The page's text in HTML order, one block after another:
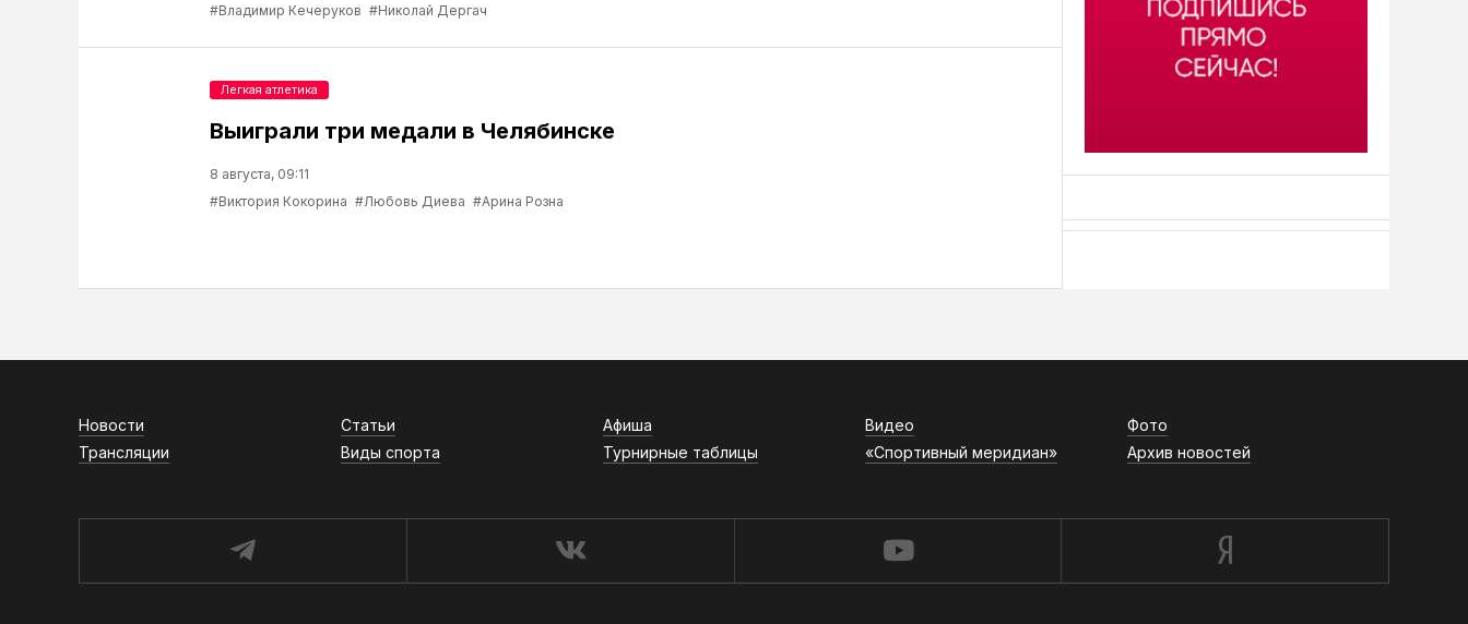
#Владимир Кечеруков #Николай Дергач
Выиграли три медали в Челябинске
8 августа, 09:11
#Виктория Кокорина #Любовь Диева #Арина Розна
Легкая атлетика
Новости Статьи Афиша Видео
Фото
Трансляции
Виды спорта Турнирные таблицы «Спортивный меридиан» Архив новостей